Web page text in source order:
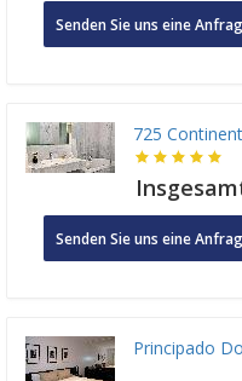
Senden Sie uns eine
725
Senden Sie uns eine
Principado